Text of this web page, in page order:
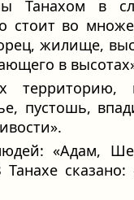
Танахом в
стоит во
жилище,
в
территорию,
пустошь,
«Адам,